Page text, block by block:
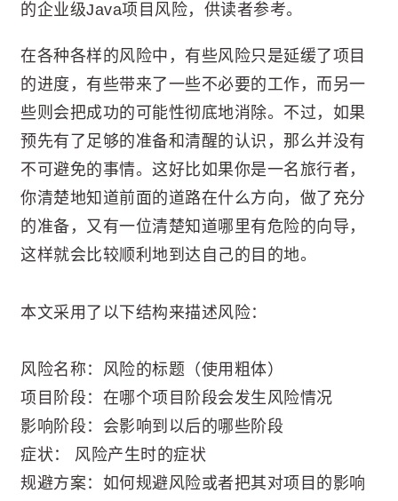
的企业级Java项目风险，供读者参考。
在各种各样的风险中，有些风险只是延缓了项目
的进度，有些带来了一些不必要的工作，而另一
些则会把成功的可能性彻底地消除。不过，如果
预先有了足够的准备和清醒的认识，那么并没有
不可避免的事情。这好比如果你是一名旅行者，
你清楚地知道前面的道路在什么方向，做了充分
的准备，又有一位清楚知道哪里有危险的向导，
这样就会比较顺利地到达自己的目的地。
本文采用了以下结构来描述风险：
风险名称：风险的标题（使用粗体）
项目阶段：在哪个项目阶段会发生风险情况
影响阶段：会影响到以后的哪些阶段
症状： 风险产生时的症状
规避方案：如何规避风险或者把其对项目的影响